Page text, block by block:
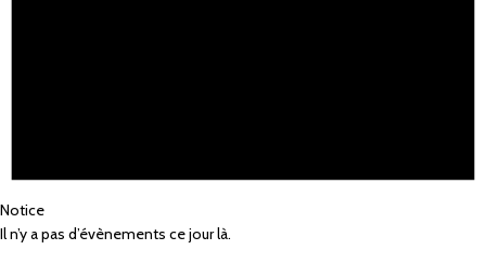
Notice
Il n’y a pas d’évènements ce jour là.